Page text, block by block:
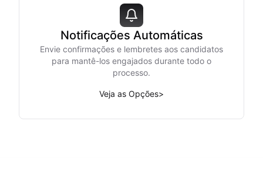
Notificações Automáticas
Envie confirmações e lembretes aos candidatos
para mantê-los engajados durante todo o
processo.
Veja as Opções>